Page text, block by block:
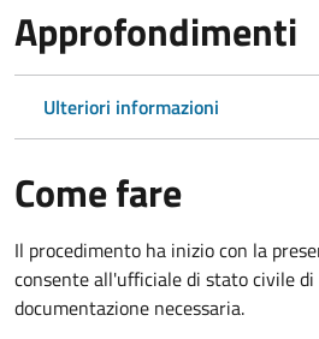
Approfondimenti
Ulteriori informazioni
Come fare
Il procedimento ha inizio con la
consente all'ufficiale di stato civile
documentazione necessaria.